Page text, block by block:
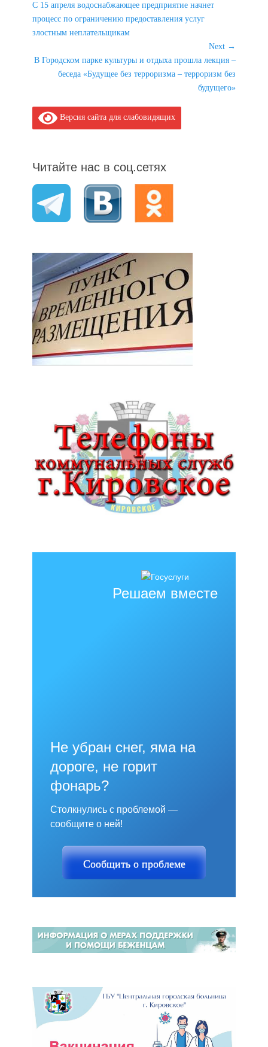
по
записям
Previous
post:
С 15 апреля водоснабжающее предприятие начнет
процесс по ограничению предоставления услуг
злостным неплательщикам
Next →
Next
В Городском парке культуры и отдыха прошла лекция –
беседа «Будущее без терроризма – терроризм без
будущего»
Версия сайта для слабовидящих
Читайте нас в соц.сетях
Решаем вместе
Не убран снег, яма на
дороге, не горит
фонарь?
Столкнулись с проблемой —
сообщите о ней!
Сообщить о проблеме